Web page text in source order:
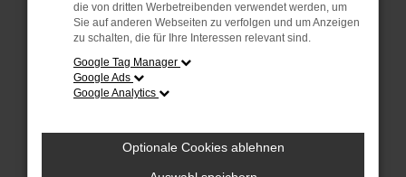
Volkswagen steht seit Jahrzehnten für
Zuverlässigkeit, Innovation und zeitloses
Design. Ein VW ist nicht nur ein Auto, sondern
ein Stück deutscher Ingenieurskunst. Hier sind
einige Gründe, warum Sie einen VW kaufen
die von dritten Werbetreibenden verwendet werden, um
Sie auf anderen Webseiten zu verfolgen und um Anzeigen
zu schalten, die für Ihre Interessen relevant sind.
Google Tag Manager
Google Ads
Google Analytics
Optionale Cookies ablehnen